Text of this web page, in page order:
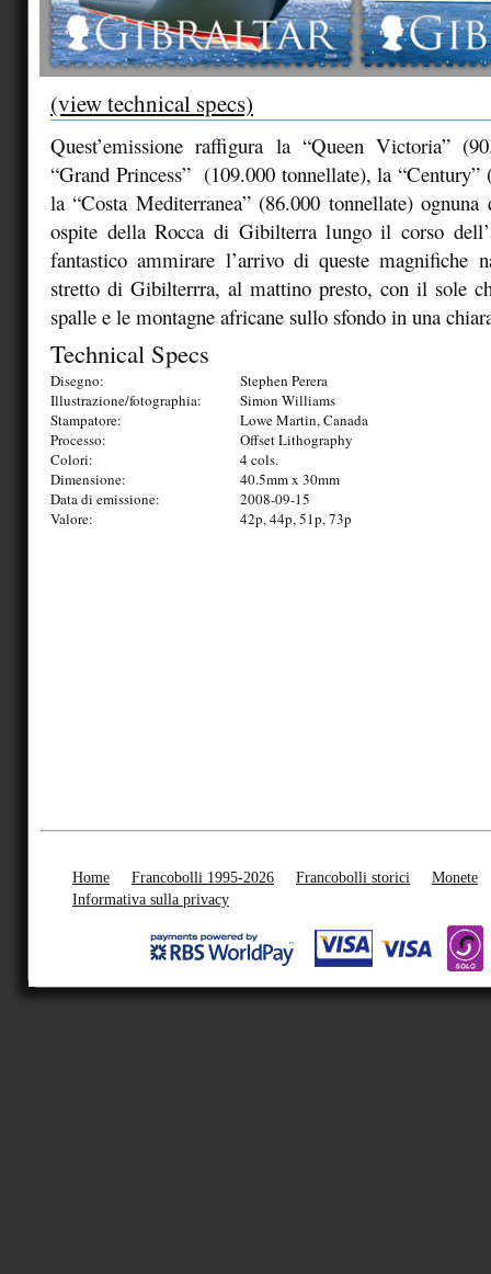
(view technical specs)
Quest’emissione raffigura la “Queen Victoria”
“Grand Princess” (109.000 tonnellate), la “Century”
la “Costa Mediterranea” (86.000 tonnellate)
ospite della Rocca di Gibilterra lungo il corso
fantastico ammirare l’arrivo di queste magnifiche
stretto di Gibilterrra, al mattino presto, con il sole
spalle e le montagne africane sullo sfondo in una
Technical Specs
Disegno:
Stephen Perera
Illustrazione/fotographia:
Simon Williams
Stampatore:
Lowe Martin, Canada
Processo:
Offset Lithography
Colori:
4 cols.
Dimensione:
40.5mm x 30mm
Data di emissione:
2008-09-15
Valore:
42p, 44p, 51p, 73p
Home Francobolli 1995-2026 Francobolli storici
Monete
Informativa sulla privacy